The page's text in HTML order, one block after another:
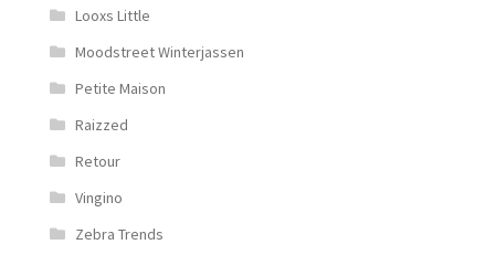
Looxs Little
Moodstreet Winterjassen
Petite Maison
Raizzed
Retour
Vingino
Zebra Trends